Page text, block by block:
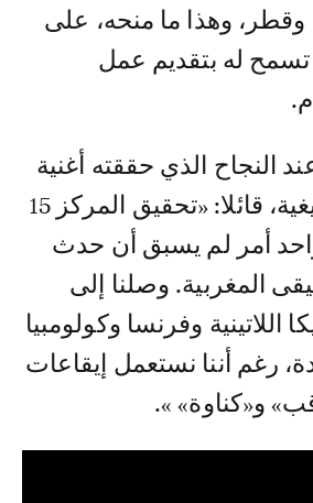
وقطر، وهذا ما منحه، على
تسمح له بتقديم عمل
النجاح الذي حققته أغنية
«أشكيد» بالأمازيغية، قائلا: «تحقيق المركز 15
أمر لم يسبق أن حدث
المغربية. وصلنا إلى
وفرنسا وكولومبيا
رغم أننا نستعمل إيقاعات
و«كناوة» ».